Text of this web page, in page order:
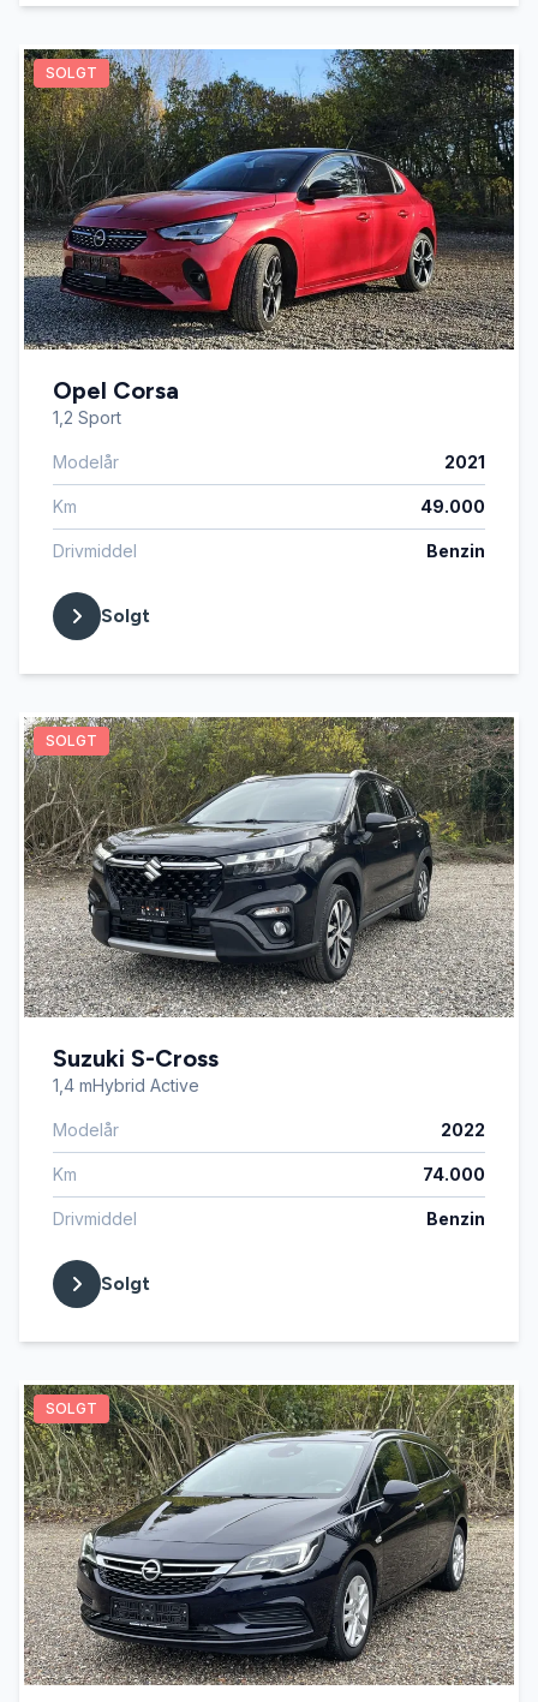
SOLGT
Opel Corsa
1,2 Sport
Modelår 2021
Km 49.000
Drivmiddel Benzin
Solgt
SOLGT
Suzuki S-Cross
1,4 mHybrid Active
Modelår 2022
Km 74.000
Drivmiddel Benzin
Solgt
SOLGT